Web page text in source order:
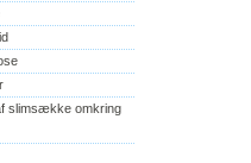
slimsække omkring